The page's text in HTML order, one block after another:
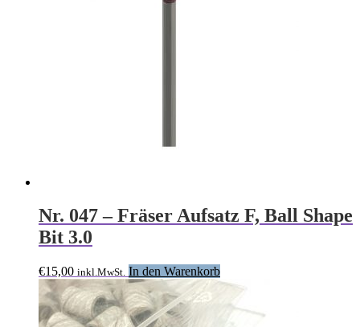
Nr. 047 – Fräser Aufsatz F, Ball Shape
Bit 3.0
€15,00 inkl.MwSt. In den Warenkorb